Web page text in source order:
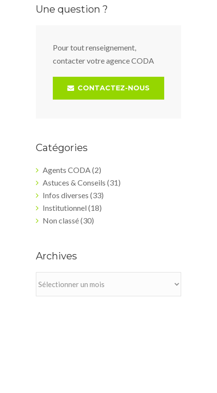
Une question ?
Pour tout renseignement,
contacter votre agence CODA
CONTACTEZ-NOUS
Catégories
Agents CODA (2)
Astuces & Conseils (31)
Infos diverses (33)
Institutionnel (18)
Non classé(30)
Archives